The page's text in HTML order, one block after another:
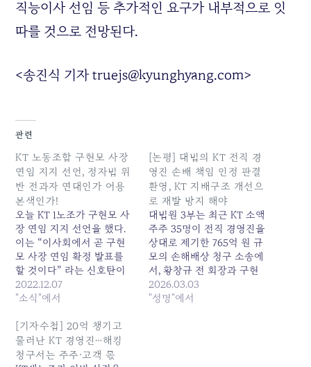
직능이사 선임 등 추가적인 요구가 내부적으로 잇
따를 것으로 전망된다.
<송진식 기자truejs@kyunghyang.com>
관련
KT 노동조합 구현모 사장
연임 지지 선언, 정자법 위
반 전과자 연대인가 어용
본색인가!
오늘 KT 1노조가 구현모 사
장 연임 지지 선언을 했다.
이는 “이사회에서 곧 구현
모 사장 연임 확정 발표를
할 것이다” 라는 신호탄이
다. 과거 사례를 볼때 연임
확정 시기가 임박하고 CEO
여론이 높아질 즈음이면 제1
노조는 다수임을 내세워 회
장 연임을 적극 지지 한다는
2022.12.07
"소식"에서
[논평] 대법의 KT 전직 경
영진 손배 책임 인정 판결
환영, KT 지배구조 개선으
로 재발 방지 해야
대법원 3부는 최근 KT 소액
주주 35명이 전직 경영진을
상대로 제기한 765억 원 규
모의 손해배상 청구 소송에
서, 황창규 전 회장과 구현
모 전 대표의 배상 책임을
부정한 원심을 파기하고 사
2026.03.03
"성명"에서
[기자수첩] 20억 챙기고
물러난 KT 경영진…해킹
청구서는 주주·고객 몫